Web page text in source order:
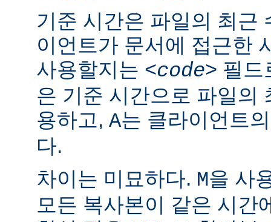
기준 시간은 파일의 최근
이언트가 문서에 접근한
사용할지는 <code> 필드
은 기준 시간으로 파일의
용하고, A는 클라이언트
다.
차이는 미묘하다. M을 사
모든 복사본이 같은 시간